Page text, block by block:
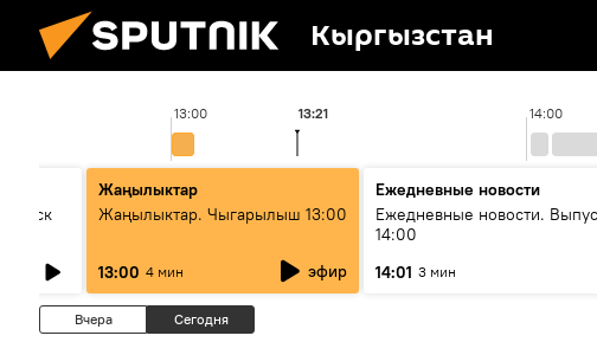
Кыргызстан
13:00 14:00
13:21
Жаңылыктар
Жаңылыктар. Чыгарылыш 13:00
13:00 4 мин эфир
Ежедневные новости
Ежедневные новости.
14:00
14:01 3 мин
Вчера Сегодня